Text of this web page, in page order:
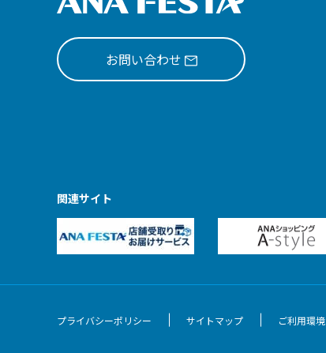
お問い合わせ
関連サイト
プライバシーポリシー サイトマップ ご利用環境